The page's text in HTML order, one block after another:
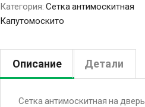
Категория: Сетка антимоскитная
Капутомоскито
Описание Детали
Сетка антимоскитная на дверь